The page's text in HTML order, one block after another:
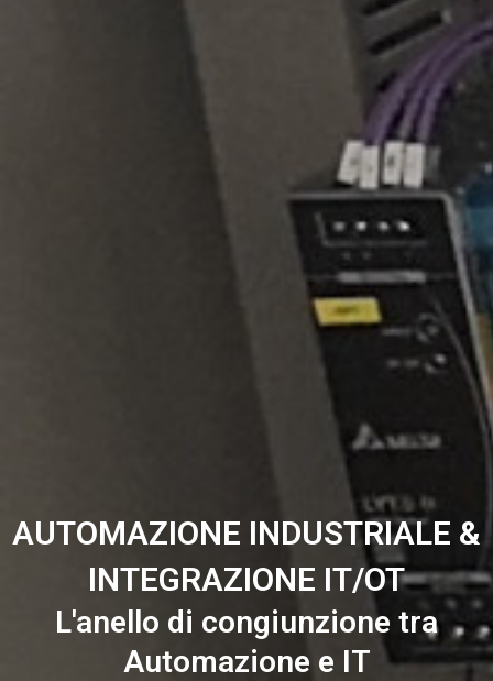
AUTOMAZIONE INDUSTRIALE &
INTEGRAZIONE IT/OT
L'anello di congiunzione tra
Automazione e IT